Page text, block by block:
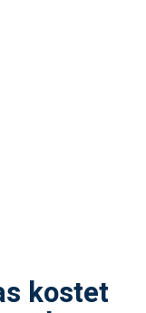
kostet